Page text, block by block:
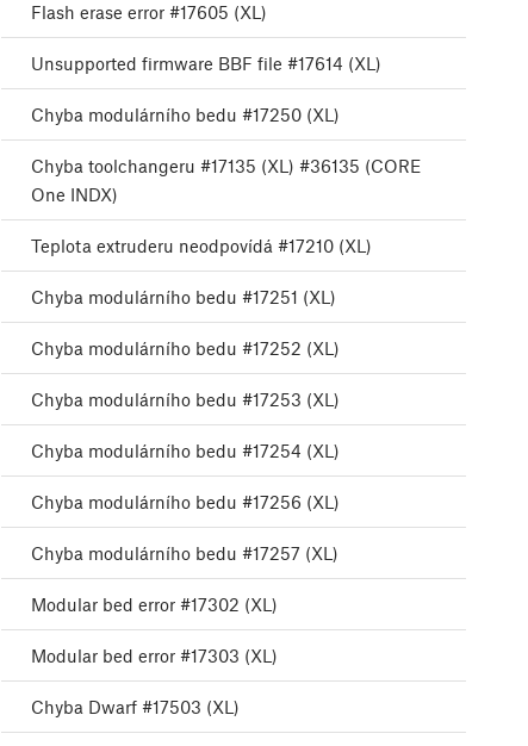
Flash erase error #17605 (XL)
Unsupported firmware BBF file #17614 (XL)
Chyba modulárního bedu #17250 (XL)
Chyba toolchangeru #17135 (XL) #36135 (CORE
One INDX)
Teplota extruderu neodpovídá #17210 (XL)
Chyba modulárního bedu #17251 (XL)
Chyba modulárního bedu #17252 (XL)
Chyba modulárního bedu #17253 (XL)
Chyba modulárního bedu #17254 (XL)
Chyba modulárního bedu #17256 (XL)
Chyba modulárního bedu #17257 (XL)
Modular bed error #17302 (XL)
Modular bed error #17303 (XL)
Chyba Dwarf #17503 (XL)